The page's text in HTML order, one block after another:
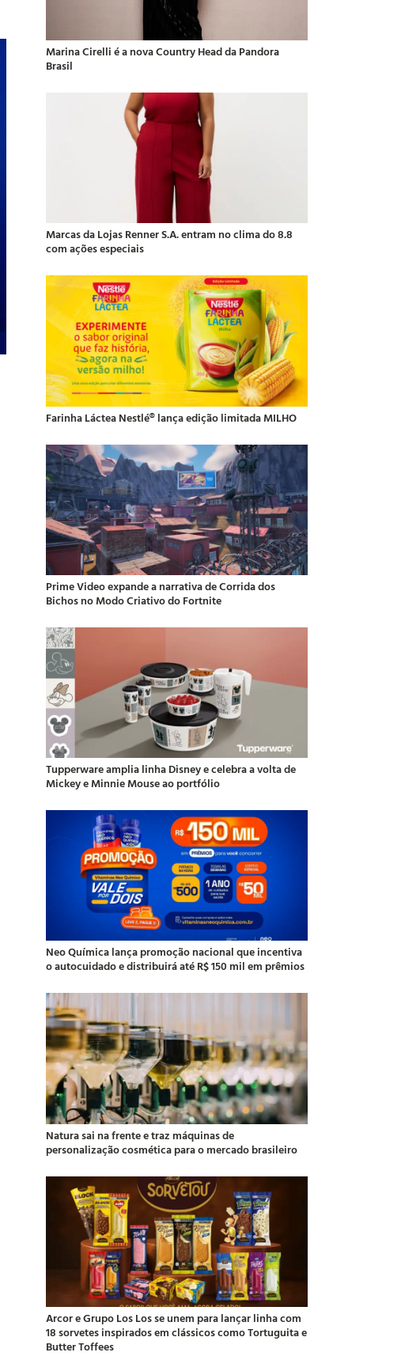
Marina Cirelli é a nova Country Head da Pandora
Brasil
Marcas da Lojas Renner S.A. entram no clima do 8.8
com ações especiais
Farinha Láctea Nestlé® lança edição limitada MILHO
Prime Video expande a narrativa de Corrida dos
Bichos no Modo Criativo do Fortnite
Tupperware amplia linha Disney e celebra a volta de
Mickey e Minnie Mouse ao portfólio
Neo Química lança promoção nacional que incentiva
o autocuidado e distribuirá até R$ 150 mil em prêmios
Natura sai na frente e traz máquinas de
personalização cosmética para o mercado brasileiro
Arcor e Grupo Los Los se unem para lançar linha com
18 sorvetes inspirados em clássicos como Tortuguita e
Butter Toffees